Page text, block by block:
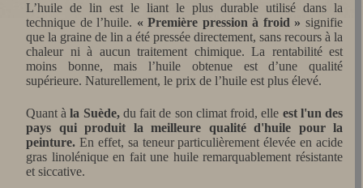
L’huile de lin est le liant le plus durable utilisé dans la
technique de l’huile. « Première pression à froid » signifie
que la graine de lin a été pressée directement, sans recours à la
chaleur ni à aucun traitement chimique. La rentabilité est
moins bonne, mais l’huile obtenue est d’une qualité
supérieure. Naturellement, le prix de l’huile est plus élevé.
Quant àla Suède,du fait de son climat froid, elle est l'un des
pays qui produit la meilleure qualité d'huile pour la
peinture. En effet, sa teneur particulièrement élevée en acide
gras linolénique en fait une huile remarquablement résistante
et siccative.